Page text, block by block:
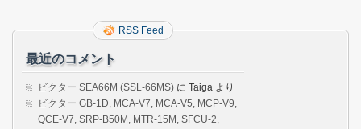
RSS Feed
最近のコメント
ビクター SEA66M (SSL-66MS) に Taiga より
ビクター GB-1D, MCA-V7, MCA-V5, MCP-V9,
QCE-V7, SRP-B50M, MTR-15M, SFCU-2,